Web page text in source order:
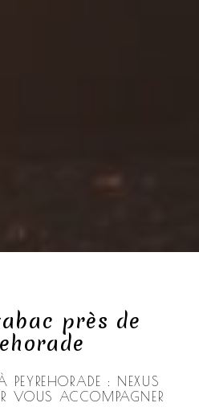
près de
PEYREHORADE : NEXUS
VOUS ACCOMPAGNER